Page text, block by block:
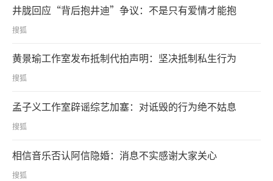
井胧回应“背后抱井迪”争议：不是只有爱情才能抱
搜狐
黄景瑜工作室发布抵制代拍声明：坚决抵制私生行为
搜狐
孟子义工作室辟谣综艺加塞：对诋毁的行为绝不姑息
搜狐
相信音乐否认阿信隐婚：消息不实感谢大家关心
搜狐